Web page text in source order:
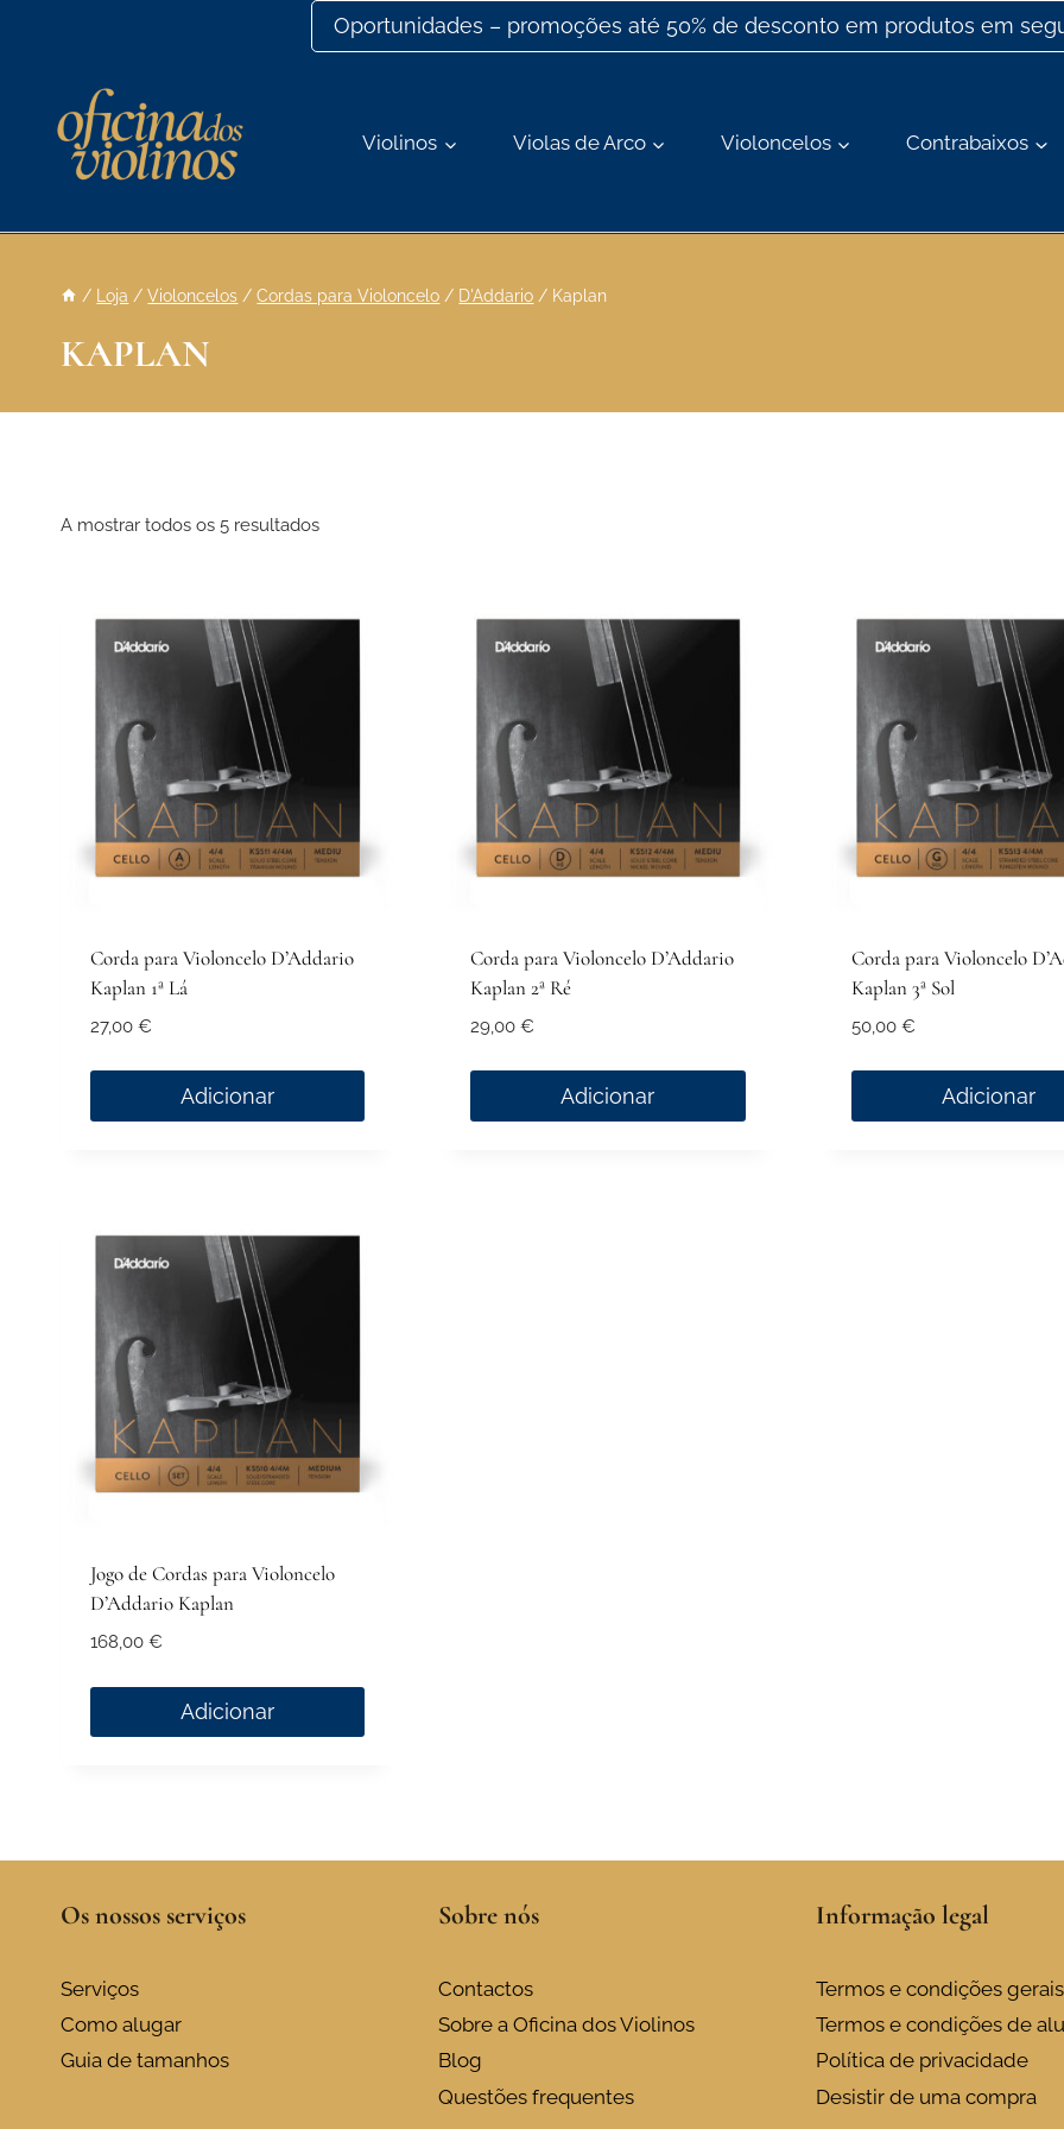
conteúdo
Oportunidades – promoções até 50% de desconto em produtos em
Violinos Violas de Arco Violoncelos Contrabaixos
/ Loja / Violoncelos / Cordas para Violoncelo / D'Addario / Kaplan
KAPLAN
A mostrar todos os 5 resultados
Corda para Violoncelo D’Addario
Kaplan 1ª Lá
27,00 €
Adicionar
Corda para Violoncelo D’Addario
Kaplan 2ª Ré
29,00 €
Adicionar
Corda para Violoncelo
Kaplan 3ª Sol
50,00 €
Adicionar
Jogo de Cordas para Violoncelo
D’Addario Kaplan
168,00 €
Adicionar
Os nossos serviços
Serviços
Como alugar
Guia de tamanhos
Sobre nós
Contactos
Sobre a Oficina dos Violinos
Blog
Questões frequentes
Informação legal
Termos e condições gerais
Termos e condições de
Política de privacidade
Desistir de uma compra